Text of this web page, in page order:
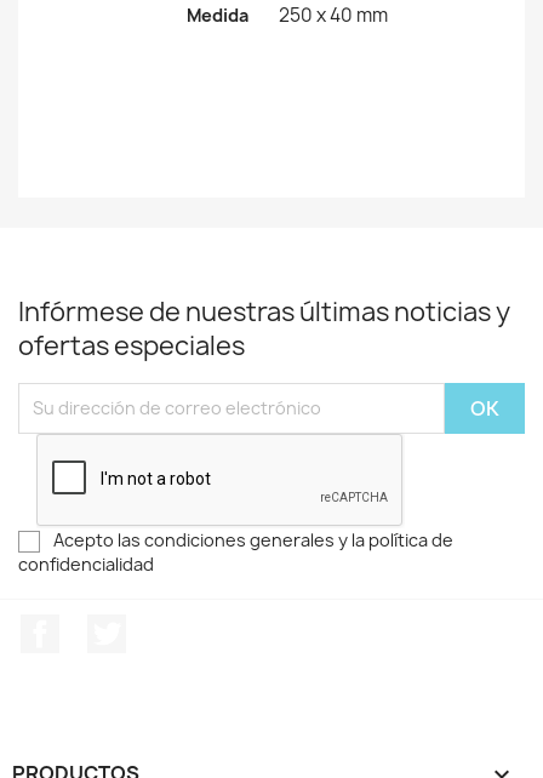
Medida 250 x 40 mm
Infórmese de nuestras últimas noticias y
ofertas especiales
Acepto las condiciones generales y la política de
confidencialidad